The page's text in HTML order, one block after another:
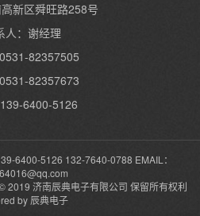
新区舜旺路258号
人：谢经理
82357505
82357673
6400-5126
6400-5126 132-7640-0788 EMAIL：
2019 济南辰典电子有限公司 保留所有权利
by 辰典电子